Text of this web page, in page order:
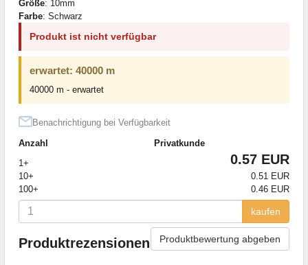
Größe: 10mm
Farbe: Schwarz
Produkt ist nicht verfügbar
erwartet: 40000 m
40000 m - erwartet
Benachrichtigung bei Verfügbarkeit
Anzahl
Privatkunde
1+
0.57 EUR
10+
0.51 EUR
100+
0.46 EUR
kaufen
Produktrezensionen Produktbewertung abgeben